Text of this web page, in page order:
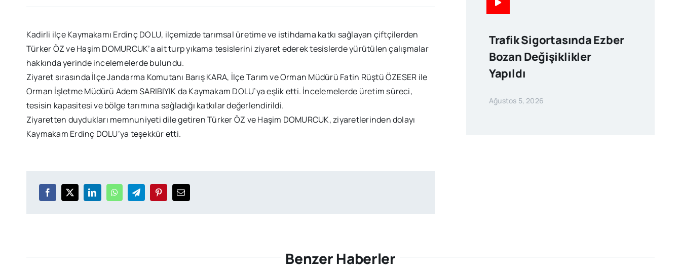
Kadirli ilçe Kaymakamı Erdinç DOLU, ilçemizde tarımsal üretime ve istihdama katkı sağlayan çiftçilerden
Türker ÖZ ve Haşim DOMURCUK’a ait turp yıkama tesislerini ziyaret ederek tesislerde yürütülen çalışmalar
hakkında yerinde incelemelerde bulundu.
Ziyaret sırasında İlçe Jandarma Komutanı Barış KARA, İlçe Tarım ve Orman Müdürü Fatin Rüştü ÖZESER ile
Orman İşletme Müdürü Adem SARIBIYIK da Kaymakam DOLU’ya eşlik etti. İncelemelerde üretim süreci,
tesisin kapasitesi ve bölge tarımına sağladığı katkılar değerlendirildi.
Ziyaretten duydukları memnuniyeti dile getiren Türker ÖZ ve Haşim DOMURCUK, ziyaretlerinden dolayı
Kaymakam Erdinç DOLU’ya teşekkür etti.
Trafik Sigortasında Ezber
Bozan Değişiklikler
Yapıldı
Ağustos 5, 2026
Benzer Haberler